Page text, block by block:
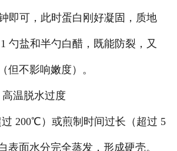
即可，此时蛋白刚好凝固，质地
勺盐和半勺白醋，既能防裂，又
但不影响嫩度）。
温脱水过度
200℃）或煎制时间过长（超过 5
表面水分完全蒸发，形成硬壳。